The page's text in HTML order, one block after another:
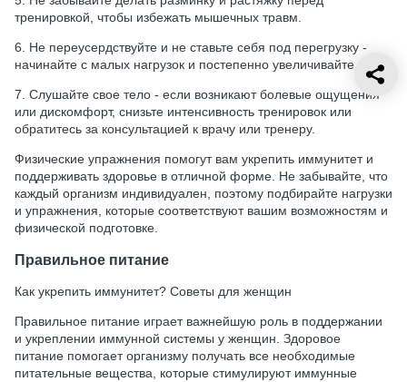
тренировкой, чтобы избежать мышечных травм.
6. Не переусердствуйте и не ставьте себя под перегрузку -
начинайте с малых нагрузок и постепенно увеличивайте их.
7. Слушайте свое тело - если возникают болевые ощущения
или дискомфорт, снизьте интенсивность тренировок или
обратитесь за консультацией к врачу или тренеру.
Физические упражнения помогут вам укрепить иммунитет и
поддерживать здоровье в отличной форме. Не забывайте, что
каждый организм индивидуален, поэтому подбирайте нагрузки
и упражнения, которые соответствуют вашим возможностям и
физической подготовке.
Правильное питание
Как укрепить иммунитет? Советы для женщин
Правильное питание играет важнейшую роль в поддержании
и укреплении иммунной системы у женщин. Здоровое
питание помогает организму получать все необходимые
питательные вещества, которые стимулируют иммунные